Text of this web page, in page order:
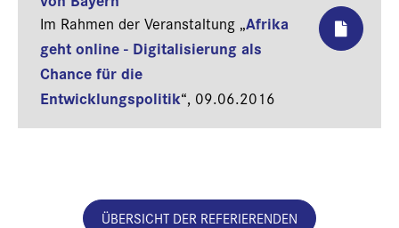
Im Rahmen der Veranstaltung „Afrika
geht online - Digitalisierung als
Chance für die
Entwicklungspolitik“, 09.06.2016
ÜBERSICHT DER REFERIERENDEN